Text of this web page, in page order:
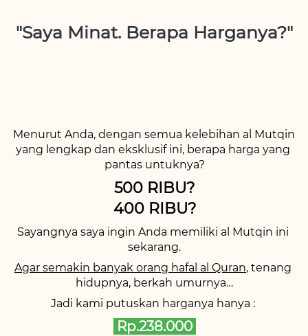
"Saya Minat. Berapa Harganya?"
Menurut Anda, dengan semua kelebihan al Mutqin
yang lengkap dan eksklusif ini, berapa harga yang
pantas untuknya?
500 RIBU?
400 RIBU?
Sayangnya saya ingin Anda memiliki al Mutqin ini
sekarang.
Agar semakin banyak orang hafal al Quran, tenang
hidupnya, berkah umurnya…
Jadi kami putuskan harganya hanya :
Rp.238.000